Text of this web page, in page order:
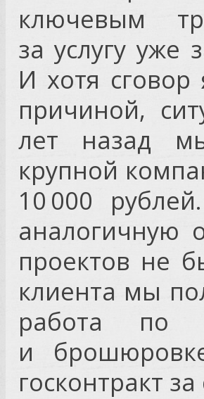
ключевым
за услугу уже
И хотя сговор
причиной,
лет назад
крупной
10 000
аналогичную
проектов не
клиента мы
работа по
и
госконтракт